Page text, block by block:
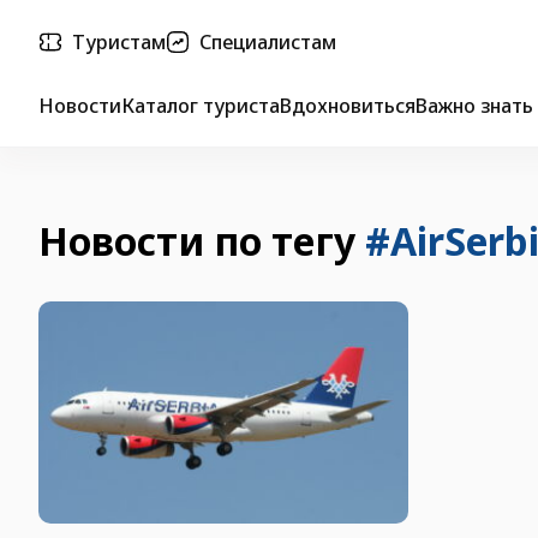
Туристам Специалистам
НовостиКаталог туристаВдохновитьсяВажно знать
Новости по тегу